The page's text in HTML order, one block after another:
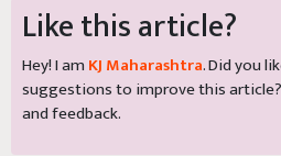
Like this article?
Hey! I am KJ Maharashtra. Did you
suggestions to improve this article?
and feedback.